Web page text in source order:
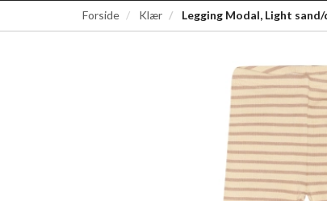
Forside Klær Legging Modal, Light